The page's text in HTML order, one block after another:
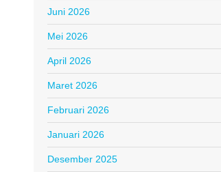
Juni 2026
Mei 2026
April 2026
Maret 2026
Februari 2026
Januari 2026
Desember 2025